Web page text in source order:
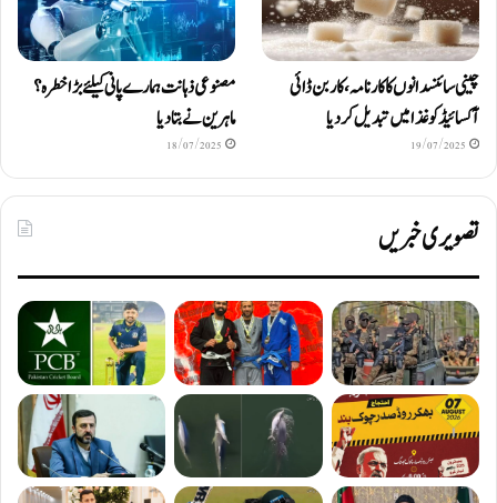
چینی سائنسدانوں کا کارنامہ، کاربن ڈائی
آکسائیڈ کو غذا میں تبدیل کردیا
19/07/2025
مصنوعی ذہانت ہمارے پانی کیلئے بڑا خطرہ؟
ماہرین نے بتا دیا
18/07/2025
تصویری خبریں